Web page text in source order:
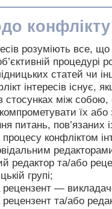
конфлікту
розуміють все,
процедурі
статей чи
інтересів існує,
між собою,
їх або
питань, пов’язаних
конфліктом
редактор та/або
групі;
—
та/або